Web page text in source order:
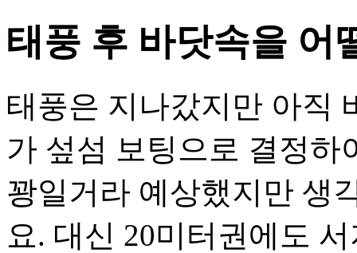
태풍 후 바닷속을 어
태풍은 지나갔지만 아직
가 섶섬 보팅으로 결정하
꽝일거라 예상했지만 생
요. 대신 20미터권에도